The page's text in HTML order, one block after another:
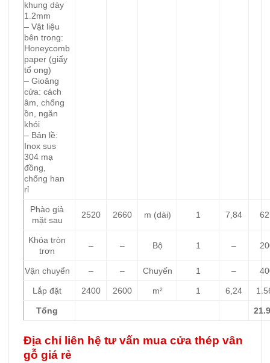
khung dày
1.2mm
– Vật liệu
bên trong:
Honeycomb
paper (giấy
tổ ong)
– Gioăng
cửa: cách
âm, chống
ồn, ngăn
khói
– Bản lề:
Inox sus
304 mạ
đồng,
chống han
rỉ
Phào giả
mặt sau
2520 2660 m (dài) 1 7,84
Khóa tròn
trơn
– – Bộ 1 –
Vận chuyển – – Chuyến 1 –
Lắp đặt 2400 2600 m² 1 6,24
Tổng
Địa chỉ liên hệ tư vấn mua cửa thép vân
gỗ giá rẻ